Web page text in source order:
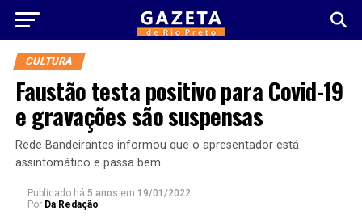
CULTURA
Faustão testa positivo para Covid-19
e gravações são suspensas
Rede Bandeirantes informou que o apresentador está
assintomático e passa bem
Publicado há 5 anos em 19/01/2022
Por Da Redação